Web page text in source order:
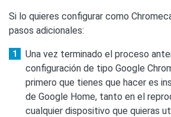
Si lo quieres configurar como
pasos adicionales:
Una vez terminado el proceso
configuración de tipo Google
primero que tienes que hacer es
de Google Home, tanto en el
cualquier dispositivo que quieras